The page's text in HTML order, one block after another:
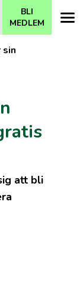
BLI
MEDLEM
sin
att bli